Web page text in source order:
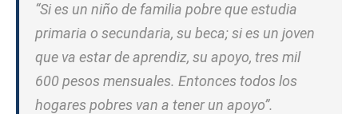
“Si es un niño de familia pobre que estudia
primaria o secundaria, su beca; si es un joven
que va estar de aprendiz, su apoyo, tres mil
600 pesos mensuales. Entonces todos los
hogares pobres van a tener un apoyo”.